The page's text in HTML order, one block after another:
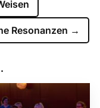
Resonanzen →